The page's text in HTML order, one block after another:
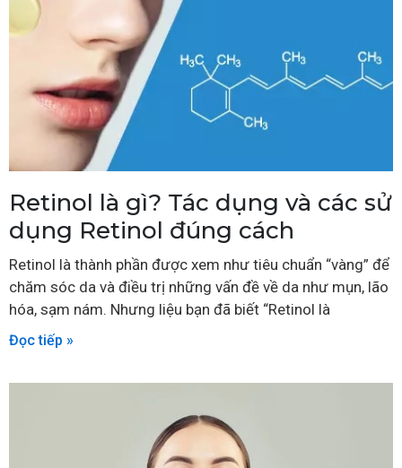
Retinol là gì? Tác dụng và các sử
dụng Retinol đúng cách
Retinol là thành phần được xem như tiêu chuẩn “vàng” để
chăm sóc da và điều trị những vấn đề về da như mụn, lão
hóa, sạm nám. Nhưng liệu bạn đã biết “Retinol là
Đọc tiếp »